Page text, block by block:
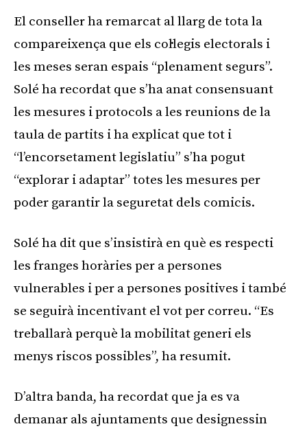
El conseller ha remarcat al llarg de tota la
compareixença que els col·legis electorals i
les meses seran espais “plenament segurs”.
Solé ha recordat que s’ha anat consensuant
les mesures i protocols a les reunions de la
taula de partits i ha explicat que tot i
“l’encorsetament legislatiu” s’ha pogut
“explorar i adaptar” totes les mesures per
poder garantir la seguretat dels comicis.
Solé ha dit que s’insistirà en què es respecti
les franges horàries per a persones
vulnerables i per a persones positives i també
se seguirà incentivant el vot per correu. “Es
treballarà perquè la mobilitat generi els
menys riscos possibles”, ha resumit.
D’altra banda, ha recordat que ja es va
demanar als ajuntaments que designessin